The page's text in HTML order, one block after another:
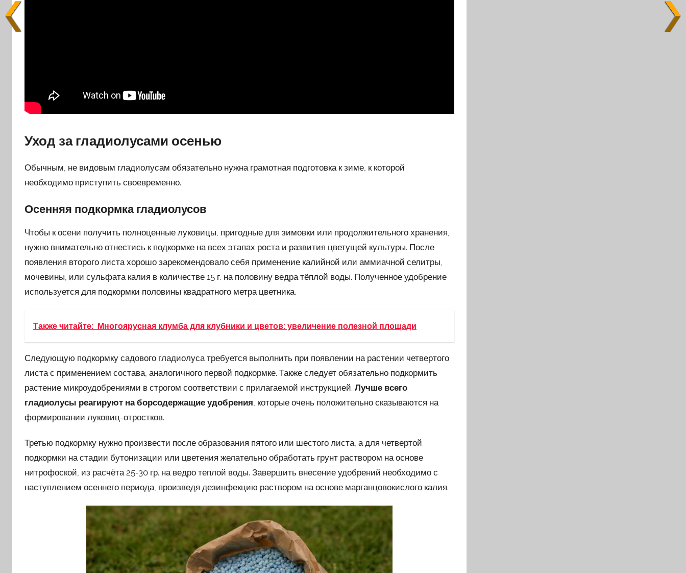
Уход за гладиолусами осенью
Обычным, не видовым гладиолусам обязательно нужна грамотная подготовка к зиме, к которой
необходимо приступить своевременно.
Осенняя подкормка гладиолусов
Чтобы к осени получить полноценные луковицы, пригодные для зимовки или продолжительного хранения,
нужно внимательно отнестись к подкормке на всех этапах роста и развития цветущей культуры. После
появления второго листа хорошо зарекомендовало себя применение калийной или аммиачной селитры,
мочевины, или сульфата калия в количестве 15 г. на половину ведра тёплой воды. Полученное удобрение
используется для подкормки половины квадратного метра цветника.
Также читайте: Многоярусная клумба для клубники и цветов: увеличение полезной площади
Следующую подкормку садового гладиолуса требуется выполнить при появлении на растении четвертого
листа с применением состава, аналогичного первой подкормке. Также следует обязательно подкормить
растение микроудобрениями в строгом соответствии с прилагаемой инструкцией. Лучше всего
гладиолусы реагируют на борсодержащие удобрения , которые очень положительно сказываются на
формировании луковиц-отростков.
Третью подкормку нужно произвести после образования пятого или шестого листа, а для четвертой
подкормки на стадии бутонизации или цветения желательно обработать грунт раствором на основе
нитрофоской, из расчёта 25-30 гр. на ведро теплой воды. Завершить внесение удобрений необходимо с
наступлением осеннего периода, произведя дезинфекцию раствором на основе марганцовокислого калия.